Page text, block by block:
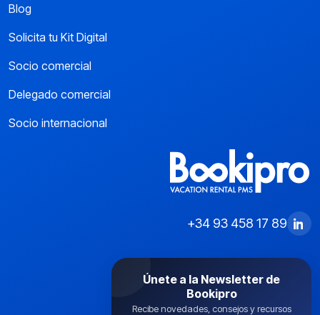
Blog
Solicita tu Kit Digital
Socio comercial
Delegado comercial
Socio internacional
+34 93 458 17 89
Únete a la Newsletter de
Bookipro
Recibe novedades, consejos y recursos